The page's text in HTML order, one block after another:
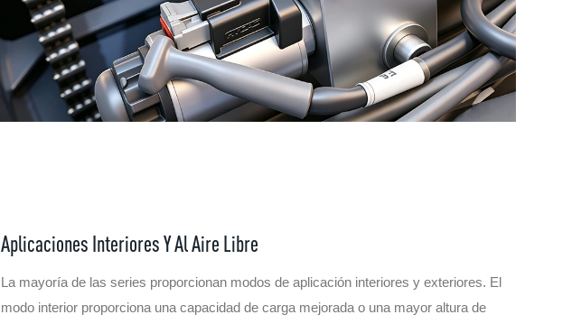
Aplicaciones Interiores Y Al Aire Libre
La mayoría de las series proporcionan modos de aplicación interiores y exteriores. El
modo interior proporciona una capacidad de carga mejorada o una mayor altura de